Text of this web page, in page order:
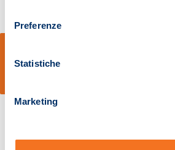
Preferenze
Statistiche
Marketing
Pistoia 01680210505 – R.E.A. n.155974 -
Società adotta il Codice Etico D.lgs. 231/01